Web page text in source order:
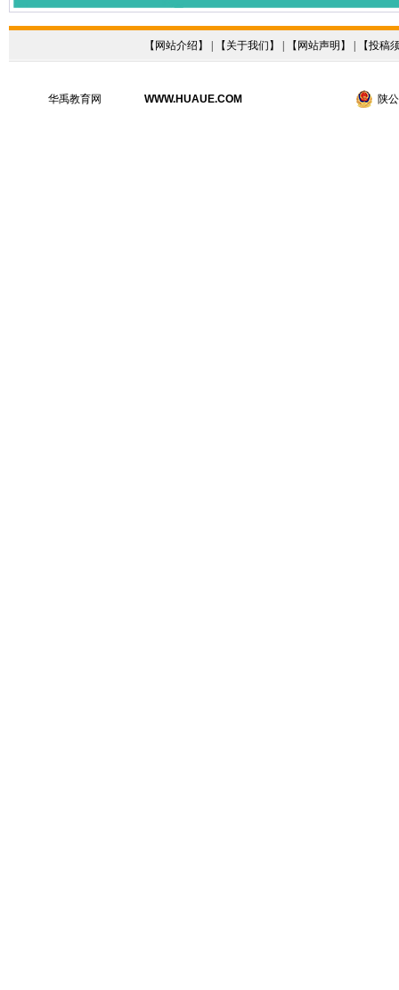
【 网站介绍 】 | 【 关于我们 】 | 【 网站声明 】 | 【投稿
华禹教育网 WWW.HUAUE.COM 陕